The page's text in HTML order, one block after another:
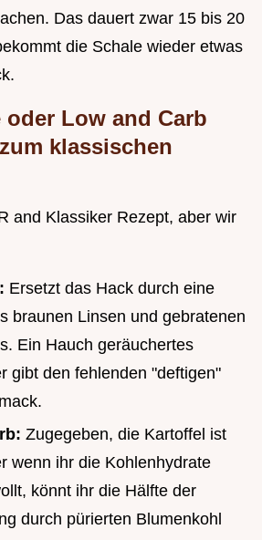
Das dauert zwar 15 bis 20
die Schale wieder etwas
oder Low and Carb
klassischen
and Klassiker Rezept, aber wir
Ersetzt das Hack durch eine
braunen Linsen und gebratenen
Ein Hauch geräuchertes
gibt den fehlenden "deftigen"
Zugegeben, die Kartoffel ist
wenn ihr die Kohlenhydrate
könnt ihr die Hälfte der
durch pürierten Blumenkohl